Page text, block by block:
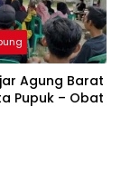
Agung Barat
Pupuk – Obat